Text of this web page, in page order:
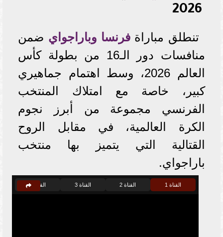
2026
تنطلق مباراة فرنسا وباراجواي ضمن
منافسات دور الـ16 من بطولة كأس
العالم 2026، وسط اهتمام جماهيري
كبير، خاصة مع امتلاك المنتخب
الفرنسي مجموعة من أبرز نجوم
الكرة العالمية، في مقابل الروح
القتالية التي يتميز بها منتخب
باراجواي.